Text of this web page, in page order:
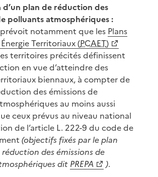
plan de réduction des
polluants atmosphériques :
prévoit notamment que les Plans
Territoriaux (PCAET)
territoires précités définissent
en vue d’atteindre des
biennaux, à compter de
des émissions de
au moins aussi
ceux prévus au niveau national
de l’article L. 222-9 du code de
(objectifs fixés par le plan
des émissions de
dit PREPA ).